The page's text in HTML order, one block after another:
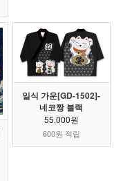
일식 가운[GD-1502]-
네코짱 블랙
55,000원
600원 적립